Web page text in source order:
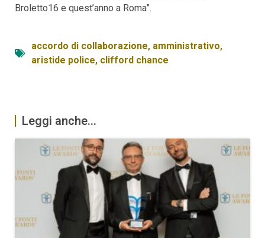
Broletto16 e quest’anno a Roma”.
accordo di collaborazione, amministrativo,
aristide police, clifford chance
Leggi anche...